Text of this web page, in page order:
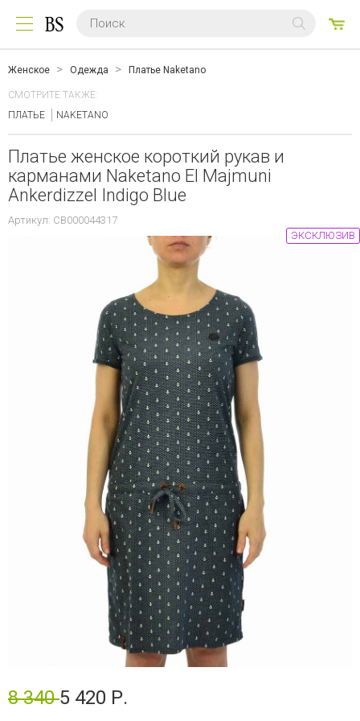
Женское Одежда Платье Naketano
СМОТРИТЕ ТАКЖЕ:
ПЛАТЬЕ
NAKETANO
Платье женское короткий рукав и
карманами Naketano El Majmuni
Ankerdizzel Indigo Blue
Артикул: CB000044317
ЭКСКЛЮЗИВ
8 3405 420 Р.